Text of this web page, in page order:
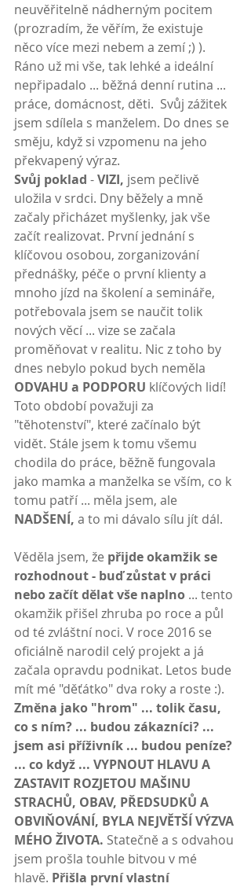
neuvěřitelně nádherným pocitem
(prozradím, že věřím, že existuje
něco více mezi nebem a zemí ;) ).
Ráno už mi vše, tak lehké a ideální
nepřipadalo ... běžná denní rutina ...
práce, domácnost, děti.  Svůj zážitek
jsem sdílela s manželem. Do dnes se
směju, když si vzpomenu na jeho
překvapený výraz.
Svůj poklad - VIZI, jsem pečlivě
uložila v srdci. Dny běžely a mně
začaly přicházet myšlenky, jak vše
začít realizovat. První jednání s
klíčovou osobou, zorganizování
přednášky, péče o první klienty a
mnoho jízd na školení a semináře,
potřebovala jsem se naučit tolik
nových věcí ... vize se začala
proměňovat v realitu. Nic z toho by
dnes nebylo pokud bych neměla
ODVAHU a PODPORU klíčových lidí!
Toto období považuji za
"těhotenství", které začínalo být
vidět. Stále jsem k tomu všemu
chodila do práce, běžně fungovala
jako mamka a manželka se vším, co k
tomu patří ... měla jsem, ale
NADŠENÍ, a to mi dávalo sílu jít dál.
Věděla jsem, že přijde okamžik se
rozhodnout - buď zůstat v práci
nebo začít dělat vše naplno ... tento
okamžik přišel zhruba po roce a půl
od té zvláštní noci. V roce 2016 se
oficiálně narodil celý projekt a já
začala opravdu podnikat. Letos bude
mít mé "děťátko" dva roky a roste :).
Změna jako "hrom" ... tolik času,
co s ním? ... budou zákazníci? ...
jsem asi příživník ... budou peníze?
... co když ... VYPNOUT HLAVU A
ZASTAVIT ROZJETOU MAŠINU
STRACHŮ, OBAV, PŘEDSUDKŮ A
OBVIŇOVÁNÍ, BYLA NEJVĚTŠÍ VÝZVA
MÉHO ŽIVOTA. Statečně a s odvahou
jsem prošla touhle bitvou v mé
hlavě. Přišla první vlastní